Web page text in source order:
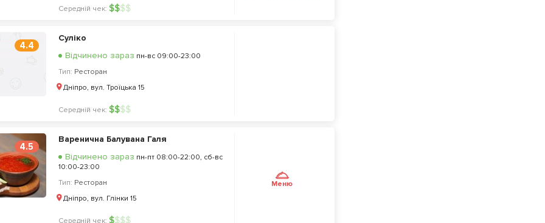
Середній чек: $$$$
4.4
Суліко
Відчинено зараз пн-вс 09:00-23:00
Тип: Ресторан
Дніпро, вул. Троїцька 15
Середній чек: $$$$
4.5
Варенична Балувана Галя
Відчинено зараз пн-пт 08:00-22:00, сб-вс
10:00-23:00
Тип: Ресторан
Дніпро, вул. Глінки 15
Середній чек: $$$$
Меню